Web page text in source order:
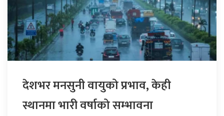
देशभर मनसुनी वायुको प्रभाव, केही
स्थानमा भारी वर्षाको सम्भावना